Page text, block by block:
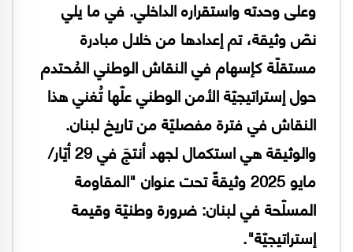
وعلى وحدته واستقراره الداخلي. في ما يلي
نصّ وثيقة، تم إعدادها من خلال مبادرة
مستقلّة كإسهام في النقاش الوطني المُحتدم
حول إستراتيجيّة الأمن الوطني علّها تُغني هذا
النقاش في فترة مفصليّة من تاريخ لبنان.
والوثيقة هي استكمال لجهد أنتجَ في 29 أيّار/
مايو 2025 وثيقةً تحت عنوان "المقاومة
المسلّحة في لبنان: ضرورة وطنيّة وقيمة
إستراتيجيّة".